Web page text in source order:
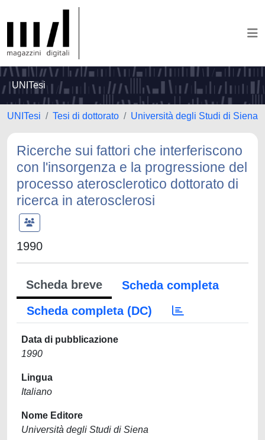
UNITesi
UNITesi Tesi di dottorato Università degli Studi di Siena
Ricerche sui fattori che interferiscono
con l'insorgenza e la progressione del
processo aterosclerotico dottorato di
ricerca in aterosclerosi
1990
Scheda breve
Scheda completa
Scheda completa (DC)
Data di pubblicazione
1990
Lingua
Italiano
Nome Editore
Università degli Studi di Siena